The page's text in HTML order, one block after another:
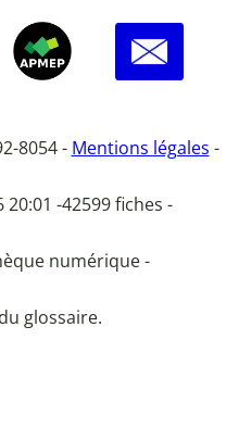
8054 - Mentions légales -
20:01 -42599 fiches -
numérique -
glossaire.